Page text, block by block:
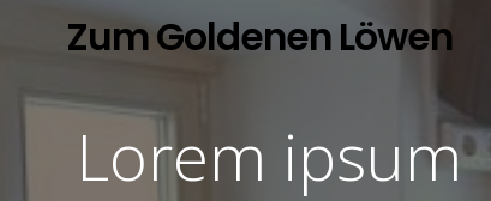
Zum Goldenen Löwen
Lorem ipsum